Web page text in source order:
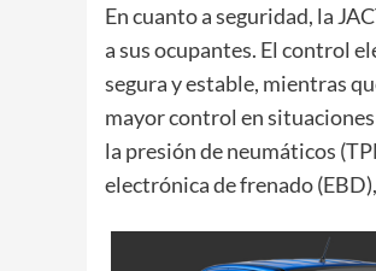
En cuanto a seguridad, la
a sus ocupantes. El control
segura y estable, mientras
mayor control en
la presión de neumáticos
electrónica de frenado